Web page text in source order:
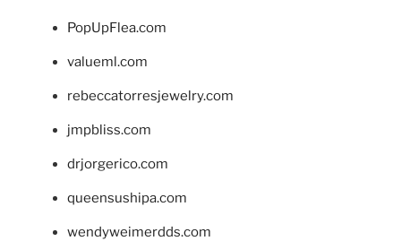
PopUpFlea.com
valueml.com
rebeccatorresjewelry.com
jmpbliss.com
drjorgerico.com
queensushipa.com
wendyweimerdds.com